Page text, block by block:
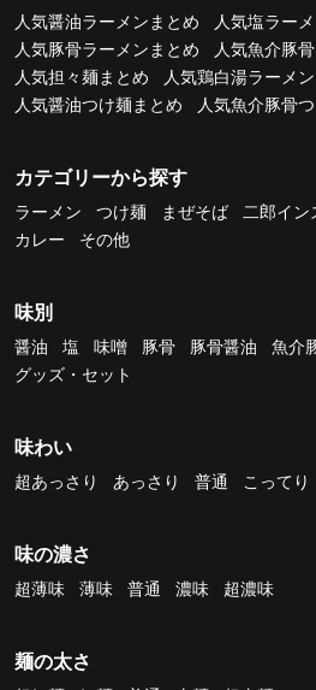
人気醤油ラーメンまとめ 人気塩ラー
人気豚骨ラーメンまとめ
人気魚介豚
人気担々麺まとめ
人気鶏白湯ラーメ
人気醤油つけ麺まとめ
人気魚介豚骨
カテゴリーから探す
ラーメン つけ麺 まぜそば 二郎イン
カレー
その他
味別
醤油 塩 味噌 豚骨 豚骨醤油 魚介
グッズ・セット
味わい
超あっさり あっさり 普通 こってり
味の濃さ
超薄味 薄味 普通 濃味 超濃味
麺の太さ